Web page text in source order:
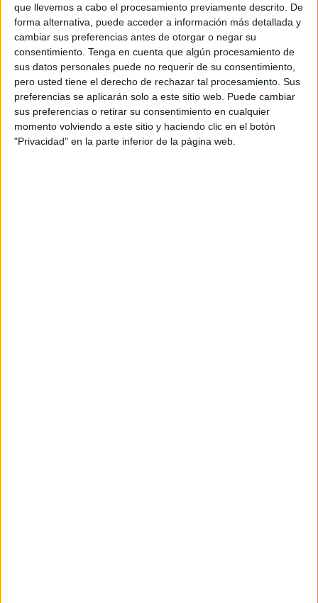
que llevemos a cabo el procesamiento previamente descrito. De
forma alternativa, puede acceder a información más detallada y
cambiar sus preferencias antes de otorgar o negar su
consentimiento. Tenga en cuenta que algún procesamiento de
sus datos personales puede no requerir de su consentimiento,
pero usted tiene el derecho de rechazar tal procesamiento. Sus
preferencias se aplicarán solo a este sitio web. Puede cambiar
sus preferencias o retirar su consentimiento en cualquier
momento volviendo a este sitio y haciendo clic en el botón
"Privacidad" en la parte inferior de la página web.
El requisito para acceder a la prueba es ser mayor de esta
edad o cumplirla en el año natural de realización de la
prueba. Asimismo, Además, requiere no estar matriculado
en las enseñanzas deBachilleratoen ninguna de sus
modalidades, y no poseer el citado título.
Además, entre las circunstancias que también admiten
poder realizar este procedimiento están la de tener la